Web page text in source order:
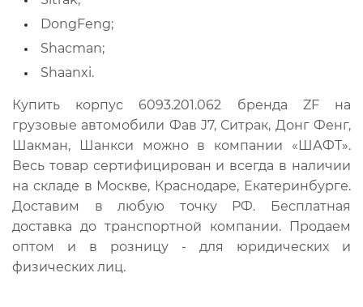
DongFeng;
Shacman;
Shaanxi.
Купить корпус 6093.201.062 бренда ZF на
грузовые автомобили Фав J7, Ситрак, Донг Фенг,
Шакман, Шанкси можно в компании «ШАФТ».
Весь товар сертифицирован и всегда в наличии
на складе в Москве, Краснодаре, Екатеринбурге.
Доставим в любую точку РФ. Бесплатная
доставка до транспортной компании. Продаем
оптом и в розницу - для юридических и
физических лиц.